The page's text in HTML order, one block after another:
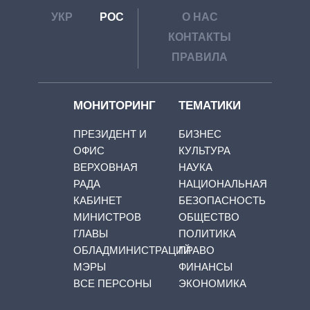
УКР РОС
О НАС
КОНТАКТЫ
ПРАВИЛА
МОНИТОРИНГ
ПРЕЗИДЕНТ И
ОФИС
ВЕРХОВНАЯ
РАДА
КАБИНЕТ
МИНИСТРОВ
ГЛАВЫ
ОБЛАДМИНИСТРАЦИЙ
МЭРЫ
ВСЕ ПЕРСОНЫ
ТЕМАТИКИ
БИЗНЕС
КУЛЬТУРА
НАУКА
НАЦИОНАЛЬНАЯ
БЕЗОПАСНОСТЬ
ОБЩЕСТВО
ПОЛИТИКА
ПРАВО
ФИНАНСЫ
ЭКОНОМИКА